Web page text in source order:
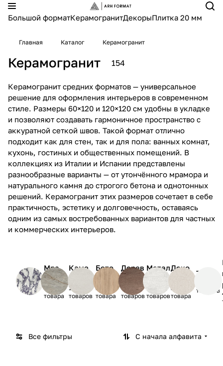
Большой форматКерамогранитДекорыПлитка 20 мм
Главная Каталог Керамогранит
Керамогранит 154
Керамогранит средних форматов — универсальное
решение для оформления интерьеров в современном
стиле. Размеры 60×120 и 120×120 см удобны в укладке
и позволяют создавать гармоничное пространство с
аккуратной сеткой швов. Такой формат отлично
подходит как для стен, так и для пола: ванных комнат,
кухонь, гостиных и общественных помещений. В
коллекциях из Италии и Испании представлены
разнообразные варианты — от утончённого мрамора и
натурального камня до строгого бетона и однотонных
решений. Керамогранит этих размеров сочетает в себе
практичность, эстетику и долговечность, оставаясь
одним из самых востребованных вариантов для частных
и коммерческих интерьеров.
Мра
мор
34
товара
Каме
нь
189
товаров
Бето
104
товара
Дерев
о
97
товаров
Метал
7
товаров
Деко
товара
Ткань
товаров
Все фильтры С начала алфавита